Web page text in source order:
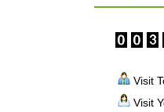
Visit
Visit